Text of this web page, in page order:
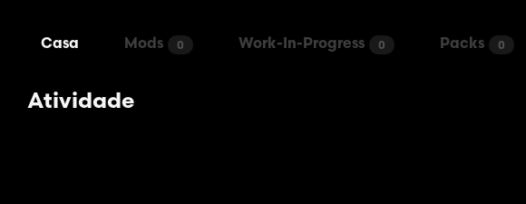
Casa Mods 0 Work-In-Progress 0 Packs 0
Atividade